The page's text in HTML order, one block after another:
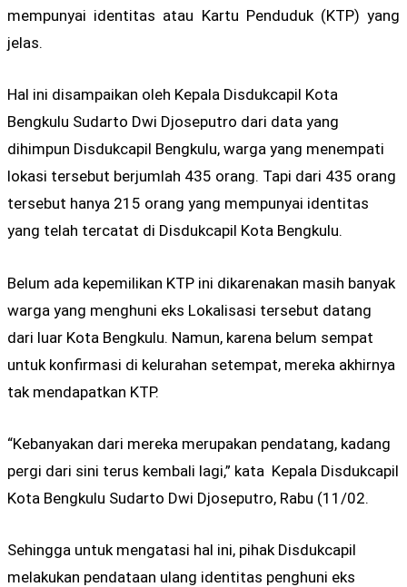
mempunyai identitas atau Kartu Penduduk (KTP) yang
jelas.
Hal ini disampaikan oleh Kepala Disdukcapil Kota
Bengkulu Sudarto Dwi Djoseputro dari data yang
dihimpun Disdukcapil Bengkulu, warga yang menempati
lokasi tersebut berjumlah 435 orang. Tapi dari 435 orang
tersebut hanya 215 orang yang mempunyai identitas
yang telah tercatat di Disdukcapil Kota Bengkulu.
Belum ada kepemilikan KTP ini dikarenakan masih banyak
warga yang menghuni eks Lokalisasi tersebut datang
dari luar Kota Bengkulu. Namun, karena belum sempat
untuk konfirmasi di kelurahan setempat, mereka akhirnya
tak mendapatkan KTP.
“Kebanyakan dari mereka merupakan pendatang, kadang
pergi dari sini terus kembali lagi,” kata Kepala Disdukcapil
Kota Bengkulu Sudarto Dwi Djoseputro, Rabu (11/02.
Sehingga untuk mengatasi hal ini, pihak Disdukcapil
melakukan pendataan ulang identitas penghuni eks